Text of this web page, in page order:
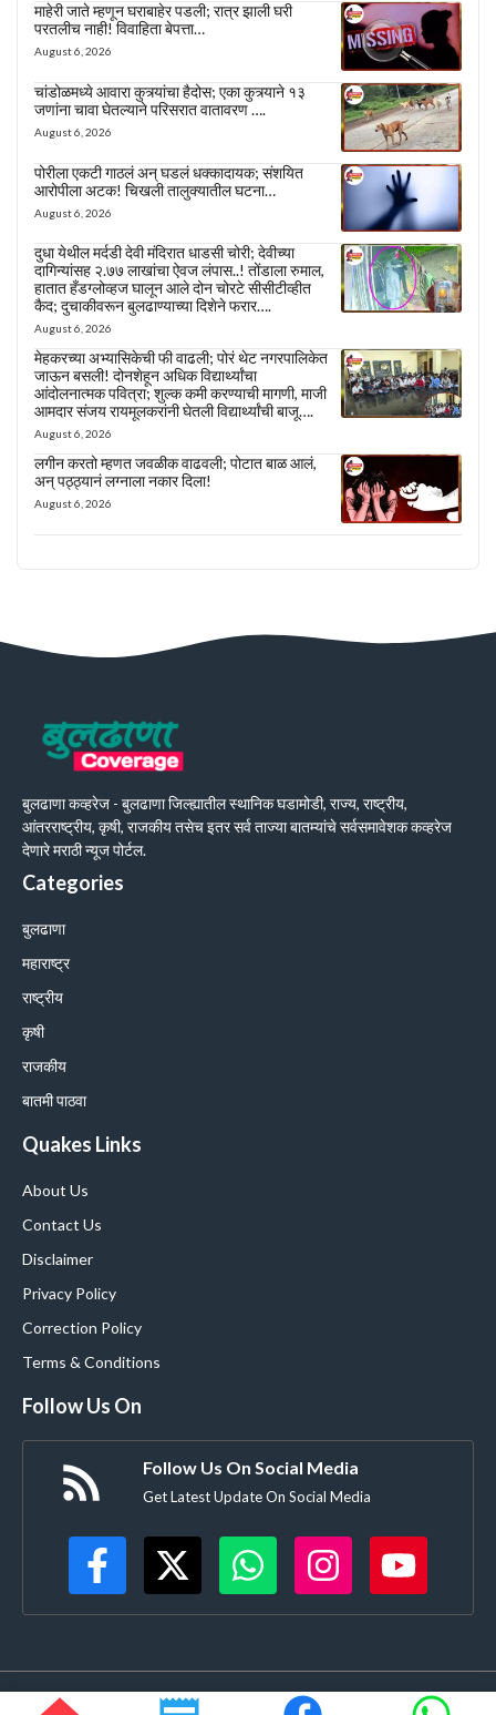
माहेरी जाते म्हणून घराबाहेर पडली; रात्र झाली घरी
परतलीच नाही! विवाहिता बेपत्ता…
August 6, 2026
चांडोळमध्ये आवारा कुत्र्यांचा हैदोस; एका कुत्र्याने १३
जणांना चावा घेतल्याने परिसरात वातावरण ….
August 6, 2026
पोरीला एकटी गाठलं अन् घडलं धक्कादायक; संशयित
आरोपीला अटक! चिखली तालुक्यातील घटना…
August 6, 2026
दुधा येथील मर्दडी देवी मंदिरात धाडसी चोरी; देवीच्या
दागिन्यांसह २.७७ लाखांचा ऐवज लंपास..! तोंडाला रुमाल,
हातात हँडग्लोव्हज घालून आले दोन चोरटे सीसीटीव्हीत
कैद; दुचाकीवरून बुलढाण्याच्या दिशेने फरार….
August 6, 2026
मेहकरच्या अभ्यासिकेची फी वाढली; पोरं थेट नगरपालिकेत
जाऊन बसली! दोनशेहून अधिक विद्यार्थ्यांचा
आंदोलनात्मक पवित्रा; शुल्क कमी करण्याची मागणी, माजी
आमदार संजय रायमूलकरांनी घेतली विद्यार्थ्यांची बाजू….
August 6, 2026
लगीन करतो म्हणत जवळीक वाढवली; पोटात बाळ आलं,
अन् पठ्ठ्यानं लग्नाला नकार दिला!
August 6, 2026
बुलढाणा कव्हरेज - बुलढाणा जिल्ह्यातील स्थानिक घडामोडी, राज्य, राष्ट्रीय,
आंतरराष्ट्रीय, कृषी, राजकीय तसेच इतर सर्व ताज्या बातम्यांचे सर्वसमावेशक कव्हरेज
देणारे मराठी न्यूज पोर्टल.
Categories
बुलढाणा
महाराष्ट्र
राष्ट्रीय
कृषी
राजकीय
बातमी पाठवा
Quakes Links
About Us
Contact Us
Disclaimer
Privacy Policy
Correction Policy
Terms & Conditions
Follow Us On
Follow Us On Social Media
Get Latest Update On Social Media
©Buldanacoverage.com • All rights reserved • Created by-